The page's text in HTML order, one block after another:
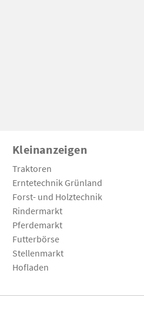
Kleinanzeigen
Traktoren
Erntetechnik Grünland
Forst- und Holztechnik
Rindermarkt
Pferdemarkt
Futterbörse
Stellenmarkt
Hofladen